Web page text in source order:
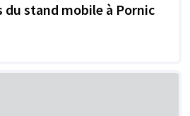
du stand mobile à Pornic